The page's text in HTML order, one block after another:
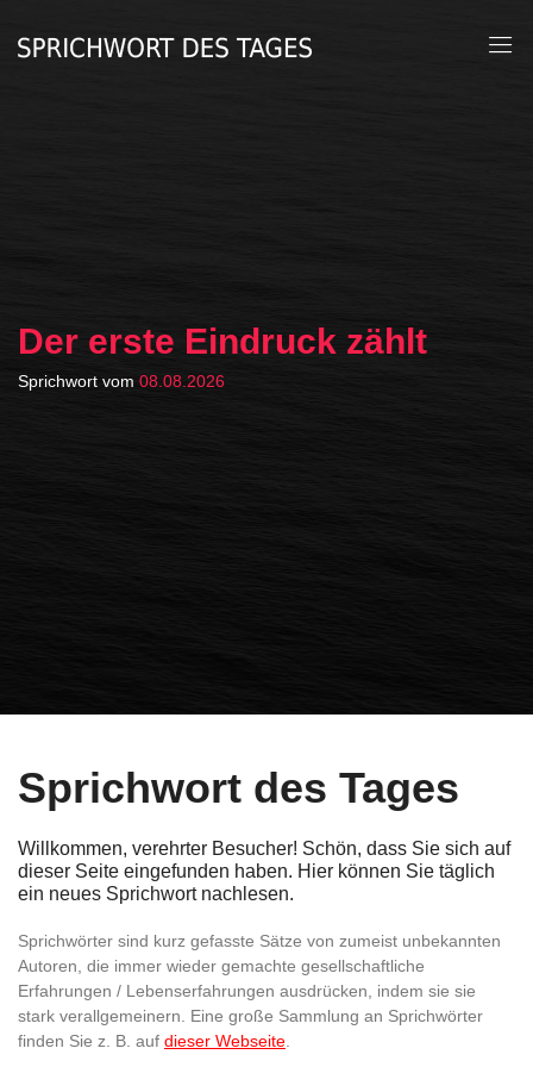
Der erste Eindruck zählt
Sprichwort vom 08.08.2026
Sprichwort des Tages
Willkommen, verehrter Besucher! Schön, dass Sie sich auf
dieser Seite eingefunden haben. Hier können Sie täglich
ein neues Sprichwort nachlesen.
Sprichwörter sind kurz gefasste Sätze von zumeist unbekannten
Autoren, die immer wieder gemachte gesellschaftliche
Erfahrungen / Lebenserfahrungen ausdrücken, indem sie sie
stark verallgemeinern. Eine große Sammlung an Sprichwörter
finden Sie z. B. auf dieser Webseite